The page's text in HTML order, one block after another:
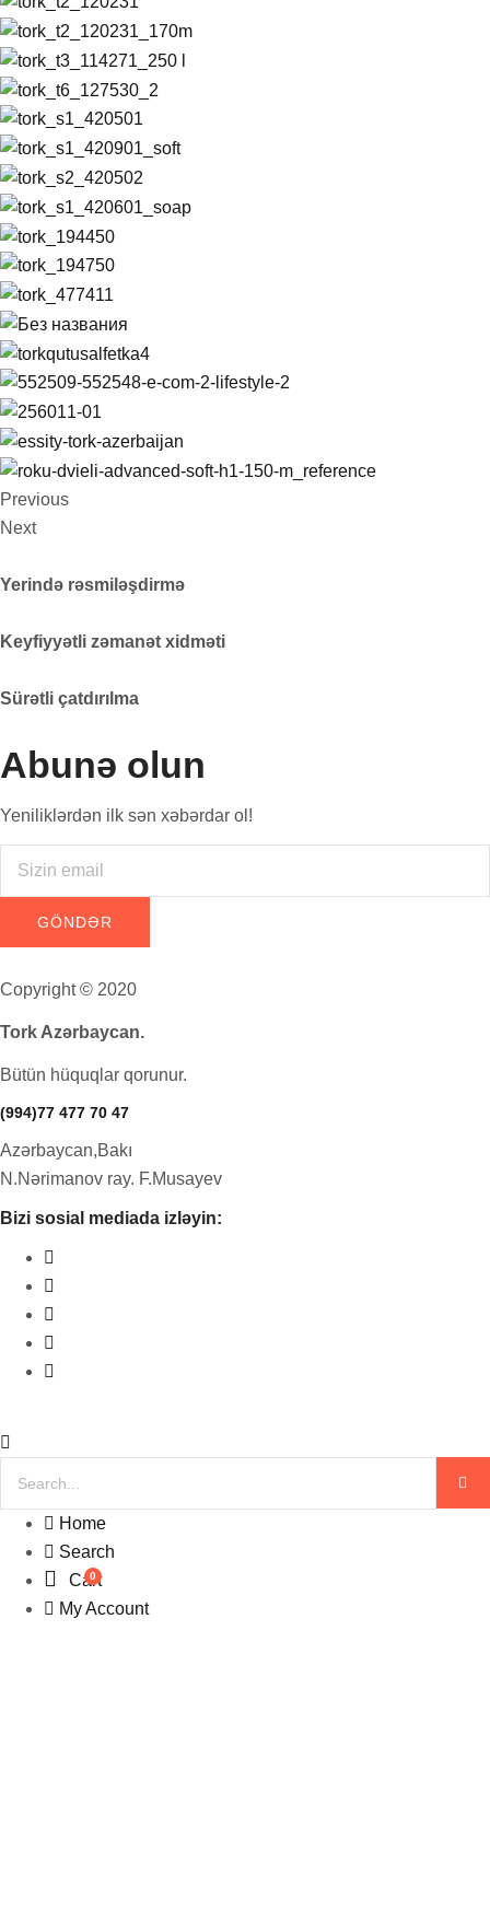
Previous
Next
Yerində rəsmiləşdirmə
Keyfiyyətli zəmanət xidməti
Sürətli çatdırılma
Abunə olun
Yeniliklərdən ilk sən xəbərdar ol!
Copyright © 2020
Tork Azərbaycan.
Bütün hüquqlar qorunur.
(994)77 477 70 47
Azərbaycan,Bakı
N.Nərimanov ray. F.Musayev
Bizi sosial mediada izləyin:
Home
Search
0
Cart
My Account